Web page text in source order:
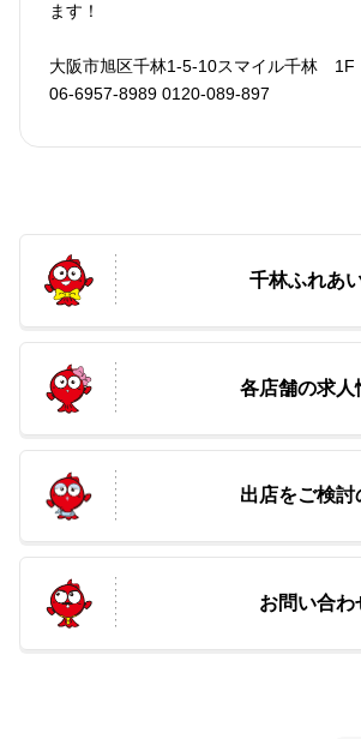
ます！
大阪市旭区千林1-5-10スマイル千林 1F
06-6957-8989 0120-089-897
千林ふれあ
各店舗の求人
出店をご検討
お問い合わ